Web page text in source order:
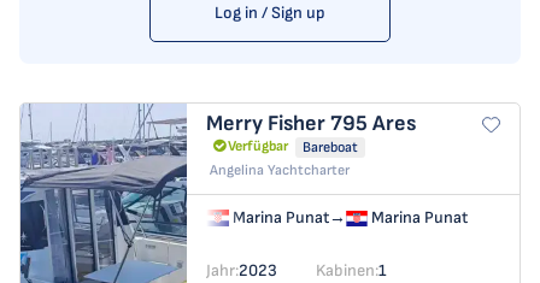
Log in / Sign up
Merry Fisher 795 Ares
Verfügbar
Bareboat
Angelina Yachtcharter
Marina Punat→ Marina Punat
Jahr:2023 Kabinen:1